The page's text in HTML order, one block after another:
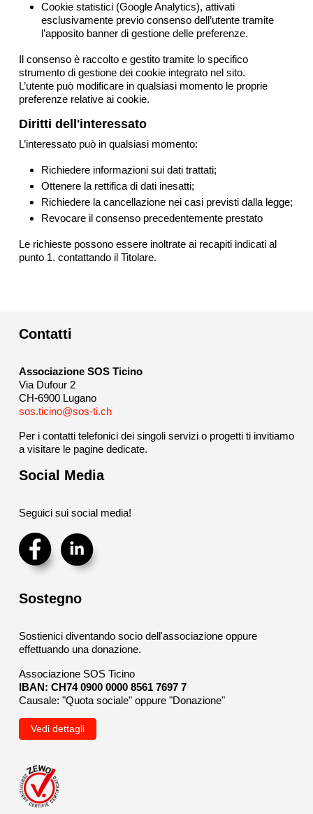
Cookie statistici (Google Analytics), attivati
esclusivamente previo consenso dell’utente tramite
l’apposito banner di gestione delle preferenze.
Il consenso è raccolto e gestito tramite lo specifico
strumento di gestione dei cookie integrato nel sito.
L’utente può modificare in qualsiasi momento le proprie
preferenze relative ai cookie.
Diritti dell'interessato
L’interessato può in qualsiasi momento:
Richiedere informazioni sui dati trattati;
Ottenere la rettifica di dati inesatti;
Richiedere la cancellazione nei casi previsti dalla legge;
Revocare il consenso precedentemente prestato
Le richieste possono essere inoltrate ai recapiti indicati al
punto 1. contattando il Titolare.
Contatti
Associazione SOS Ticino
Via Dufour 2
CH-6900 Lugano
sos.ticino@sos-ti.ch
Per i contatti telefonici dei singoli servizi o progetti ti invitiamo
a visitare le pagine dedicate.
Social Media
Seguici sui social media!
Sostegno
Sostienici diventando socio dell'associazione oppure
effettuando una donazione.
Associazione SOS Ticino
IBAN: CH74 0900 0000 8561 7697 7
Causale: "Quota sociale" oppure "Donazione"
Vedi dettagli